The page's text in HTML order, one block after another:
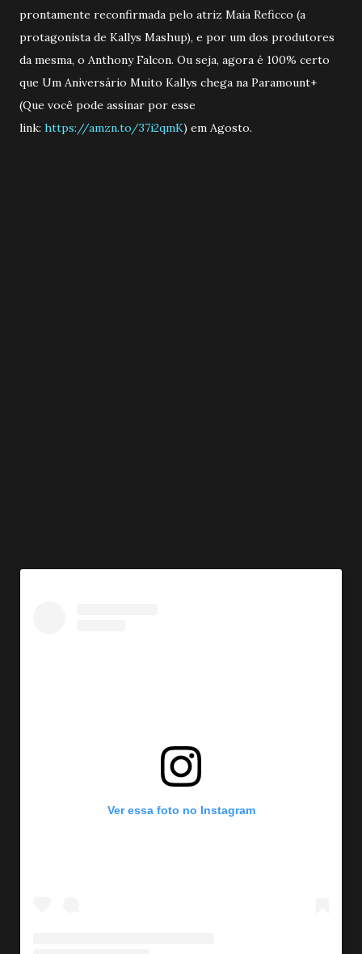
prontamente reconfirmada pelo atriz Maia Reficco (a
protagonista de Kallys Mashup), e por um dos produtores
da mesma, o Anthony Falcon. Ou seja, agora é 100% certo
que Um Aniversário Muito Kallys chega na Paramount+
(Que você pode assinar por esse
link: https://amzn.to/37i2qmK) em Agosto.
Ver essa foto no Instagram